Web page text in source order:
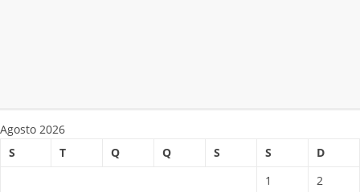
Agosto 2026
S
T Q Q S S
D
1
2